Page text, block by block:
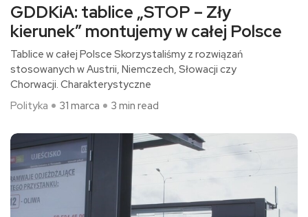
GDDKiA: tablice „STOP – Zły
kierunek” montujemy w całej Polsce
Tablice w całej Polsce Skorzystaliśmy z rozwiązań
stosowanych w Austrii, Niemczech, Słowacji czy
Chorwacji. Charakterystyczne
Polityka
31 marca 3 min read